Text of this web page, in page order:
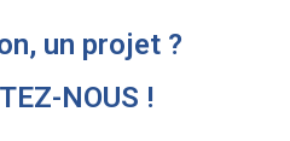
un projet ?
NOUS !